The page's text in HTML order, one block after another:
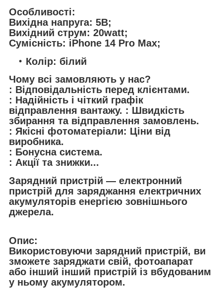
Особливості:
Вихідна напруга: 5В;
Вихідний струм: 20watt;
Сумісність: iPhone 14 Pro Max;
Колір: білий
Чому всі замовляють у нас?
: Відповідальність перед клієнтами.
: Надійність і чіткий графік
відправлення вантажу. : Швидкість
збирання та відправлення замовлень.
: Якісні фотоматеріали: Ціни від
виробника.
: Бонусна система.
: Акції та знижки...
Зарядний пристрій — електронний
пристрій для заряджання електричних
акумуляторів енергією зовнішнього
джерела.
Опис:
Використовуючи зарядний пристрій, ви
зможете заряджати свій, фотоапарат
або інший інший пристрій із вбудованим
у ньому акумулятором.